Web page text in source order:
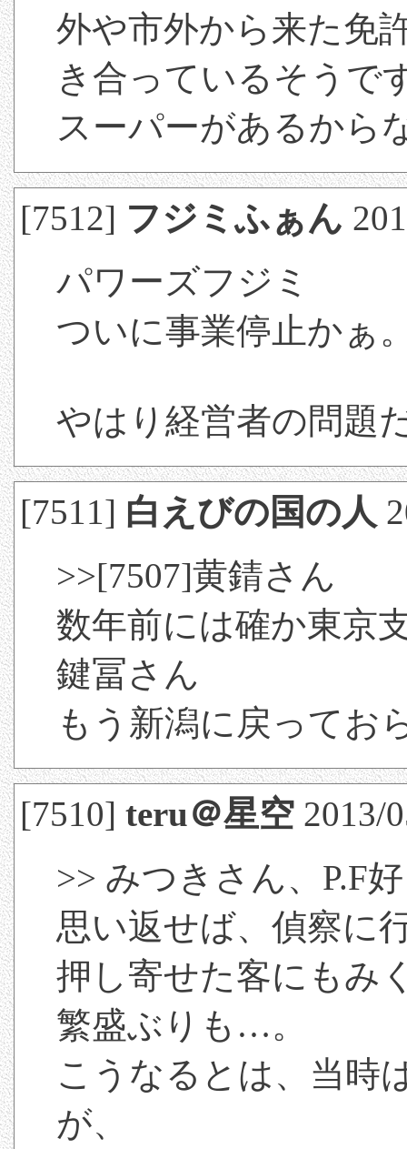
外や市外から来た免
き合っているそうで
スーパーがあるから
[7512] フジミふぁん
パワーズフジミ
ついに事業停止かぁ
やはり経営者の問題
[7511] 白えびの国の人
>>[7507]黄錆さん
数年前には確か東京
鍵冨さん
もう新潟に戻ってお
[7510]teru＠星空 2013/
>> みつきさん、P.F
思い返せば、偵察に
押し寄せた客にもみ
繁盛ぶりも…。
こうなるとは、当時
が、